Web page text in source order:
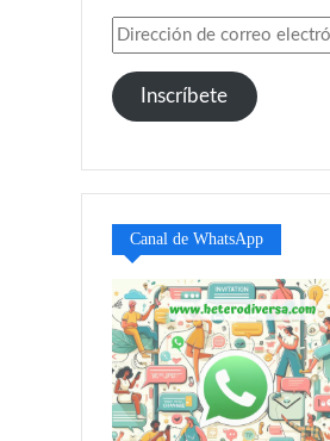
Dirección
de
correo
electrónico
Inscríbete
Canal de WhatsApp